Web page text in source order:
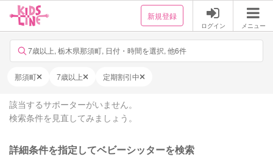
新規登録
ログイン メニュー
7歳以上, 栃木県那須町, 日付・時間を選択, 他6件
那須町 7歳以上 定期割引中
該当するサポーターがいません。
検索条件を見直してみましょう。
詳細条件を指定してベビーシッターを検索